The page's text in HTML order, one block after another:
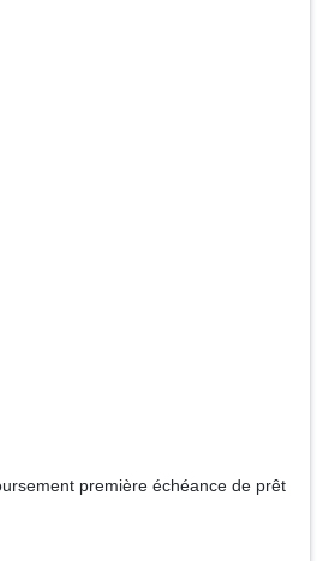
première échéance de prêt